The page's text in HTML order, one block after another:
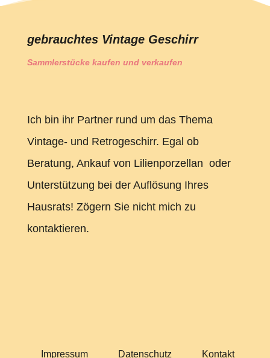
gebrauchtes Vintage Geschirr
Sammlerstücke kaufen und verkaufen
Ich bin ihr Partner rund um das Thema
Vintage- und Retrogeschirr. Egal ob
Beratung, Ankauf von Lilienporzellan oder
Unterstützung bei der Auflösung Ihres
Hausrats! Zögern Sie nicht mich zu
kontaktieren.
Impressum Datenschutz Kontakt